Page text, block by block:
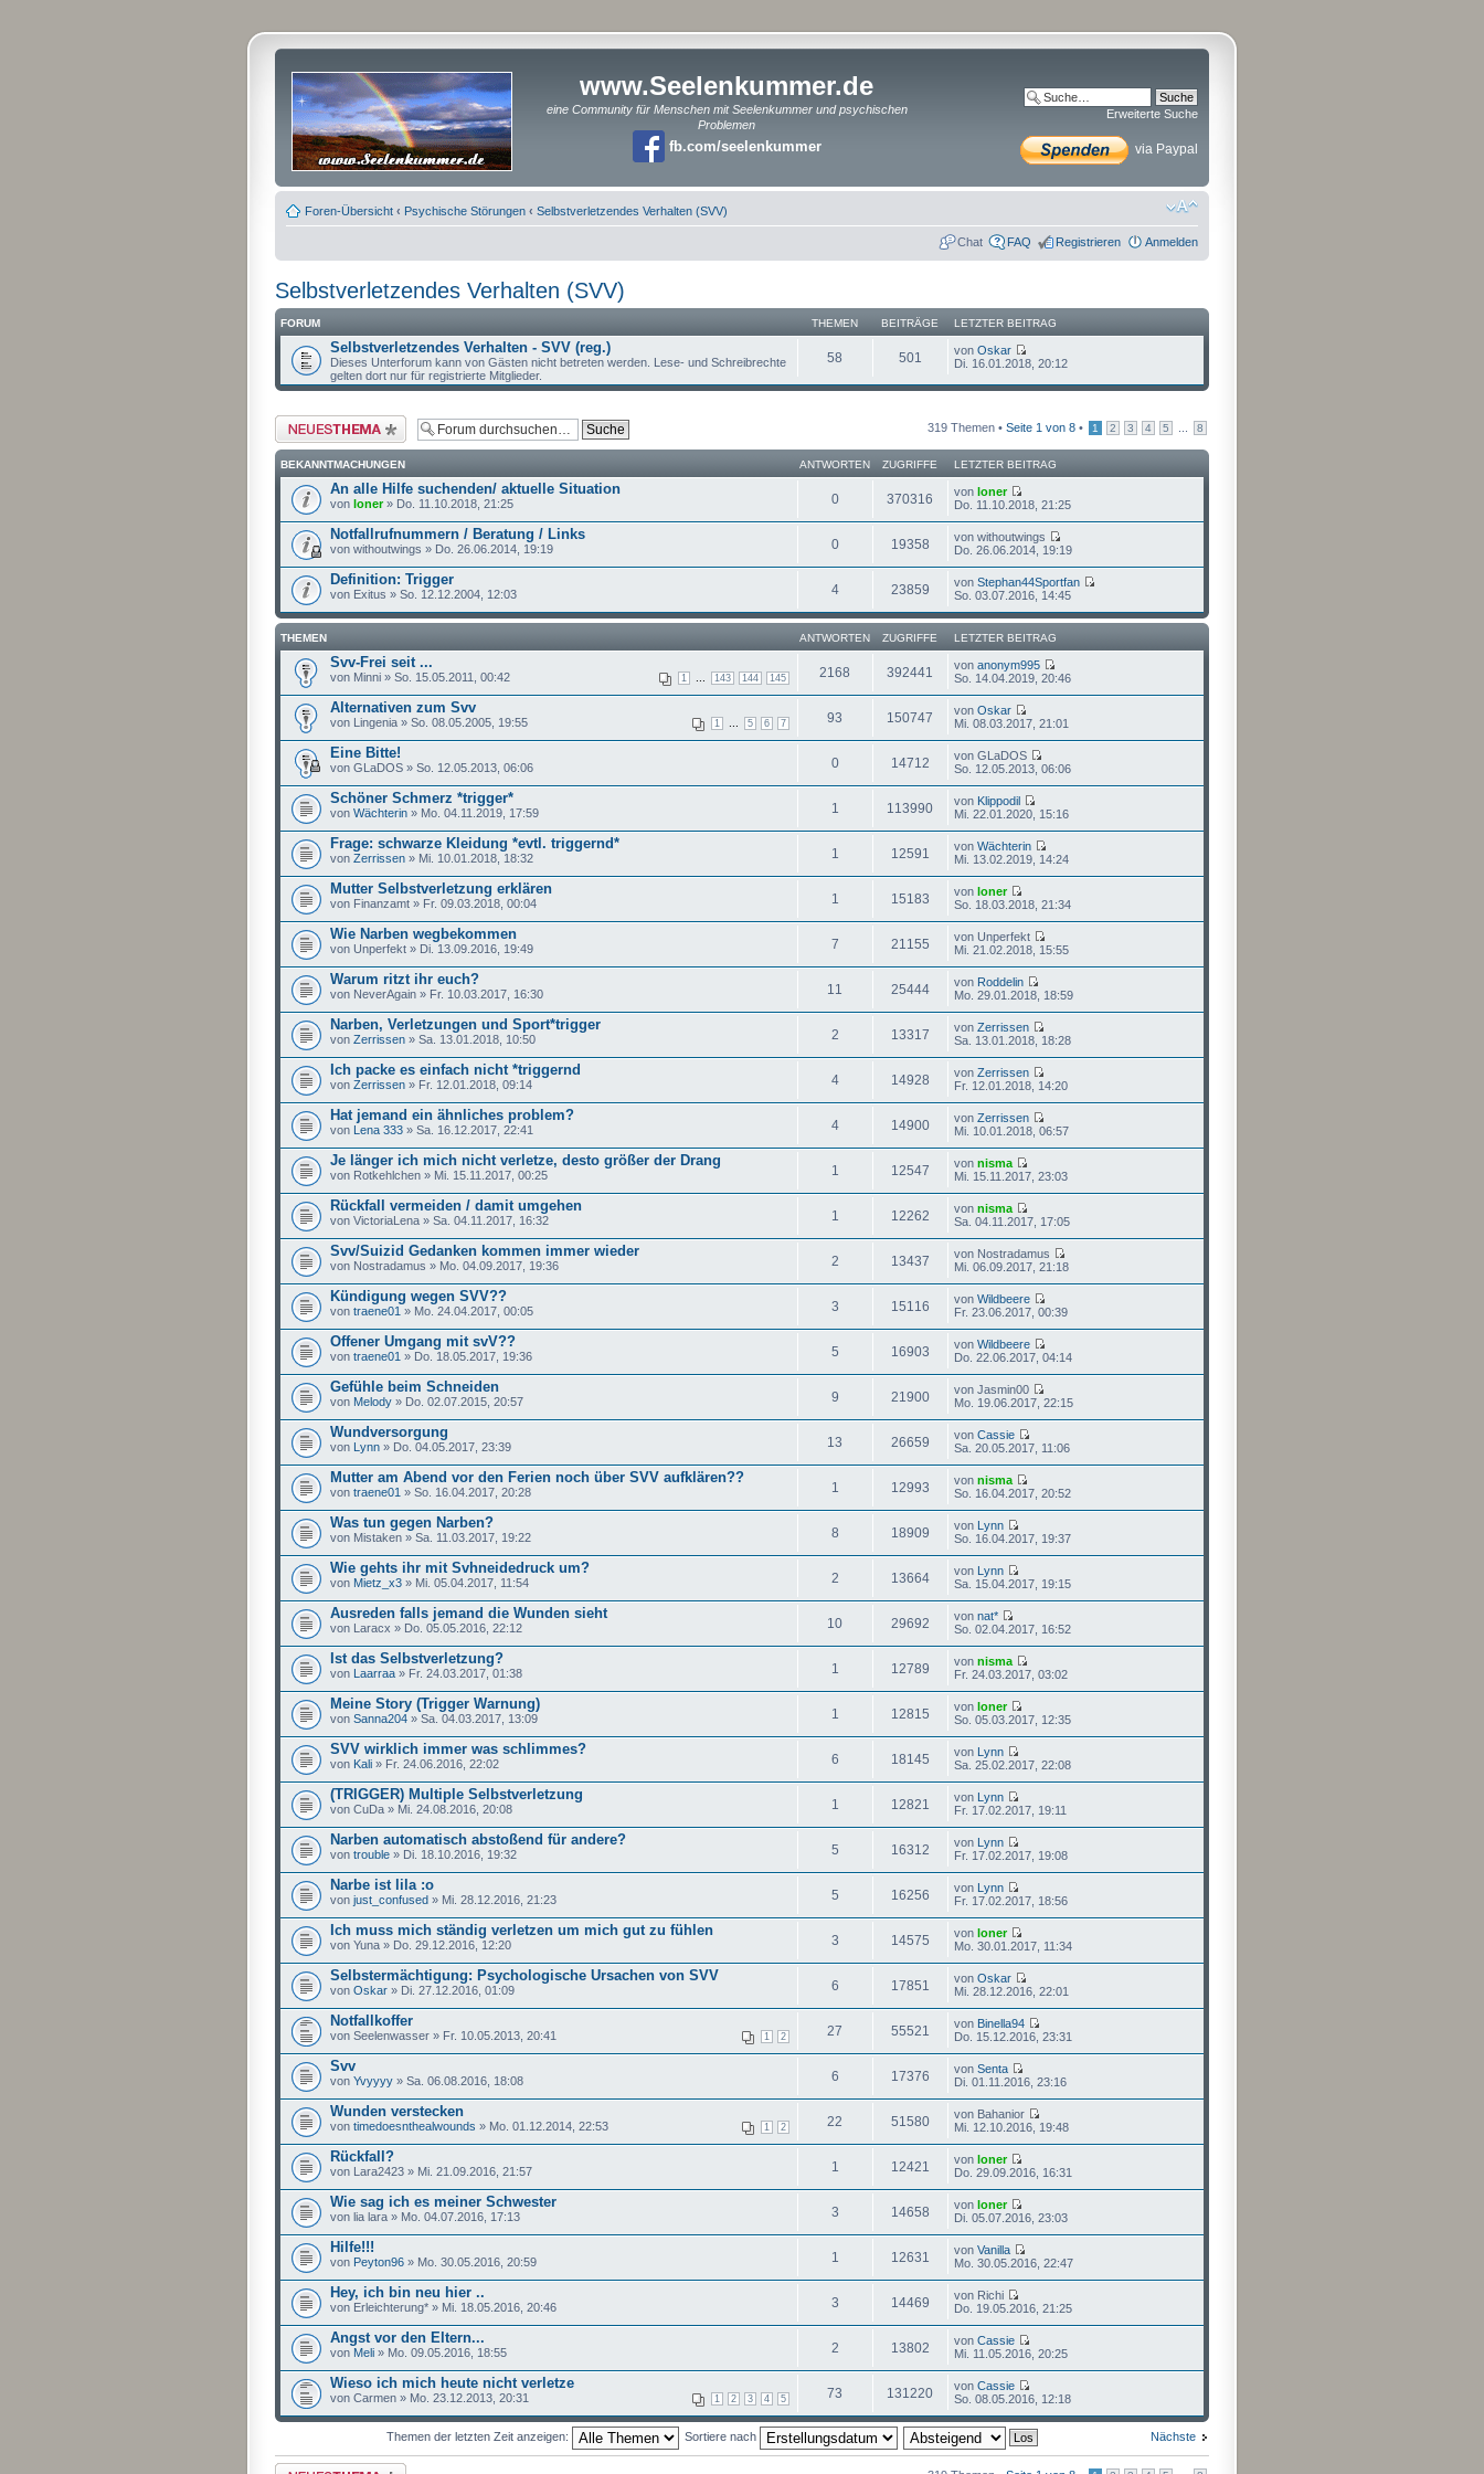
www.Seelenkummer.de
eine Community für Menschen mit Seelenkummer und psychischen
Problemen
fb.com/seelenkummer
Erweiterte Suche
via Paypal
Foren-Übersicht ‹ Psychische Störungen ‹ Selbstverletzendes Verhalten (SVV)
Chat FAQ Registrieren Anmelden
Selbstverletzendes Verhalten (SVV)
FORUM THEMEN BEITRÄGE LETZTER BEITRAG
Selbstverletzendes Verhalten - SVV (reg.)
Dieses Unterforum kann von Gästen nicht betreten werden. Lese- und Schreibrechte
gelten dort nur für registrierte Mitglieder.
58 501 von Oskar
Di. 16.01.2018, 20:12
Neues Thema erstellen 319 Themen • Seite 1 von 8 • 1 2 3 4 5 8
BEKANNTMACHUNGEN ANTWORTEN ZUGRIFFE LETZTER BEITRAG
An alle Hilfe suchenden/ aktuelle Situation
von loner» Do. 11.10.2018, 21:25 0 370316 von loner
Do. 11.10.2018, 21:25
Notfallrufnummern / Beratung / Links
von withoutwings » Do. 26.06.2014, 19:19 0 19358
von withoutwings
Do. 26.06.2014, 19:19
Definition: Trigger
von Exitus » So. 12.12.2004, 12:03 4 23859 von Stephan44Sportfan
So. 03.07.2016, 14:45
THEMEN ANTWORTEN ZUGRIFFE LETZTER BEITRAG
Svv-Frei seit ...
1 143 144 145
von Minni » So. 15.05.2011, 00:42 2168 392441 von anonym995
So. 14.04.2019, 20:46
Alternativen zum Svv
1 5 6 7
von Lingenia » So. 08.05.2005, 19:55 93 150747 von Oskar
Mi. 08.03.2017, 21:01
Eine Bitte!
von GLaDOS » So. 12.05.2013, 06:06 0 14712
von GLaDOS
So. 12.05.2013, 06:06
Schöner Schmerz *trigger*
von Wächterin » Mo. 04.11.2019, 17:59 1 113990 von Klippodil
Mi. 22.01.2020, 15:16
Frage: schwarze Kleidung *evtl. triggernd*
von Zerrissen » Mi. 10.01.2018, 18:32 1 12591 von Wächterin
Mi. 13.02.2019, 14:24
Mutter Selbstverletzung erklären
von Finanzamt » Fr. 09.03.2018, 00:04 1 15183 von loner
So. 18.03.2018, 21:34
Wie Narben wegbekommen
von Unperfekt » Di. 13.09.2016, 19:49 7 21155
von Unperfekt
Mi. 21.02.2018, 15:55
Warum ritzt ihr euch?
von NeverAgain » Fr. 10.03.2017, 16:30 11 25444 von Roddelin
Mo. 29.01.2018, 18:59
Narben, Verletzungen und Sport*trigger
von Zerrissen » Sa. 13.01.2018, 10:50 2 13317 von Zerrissen
Sa. 13.01.2018, 18:28
Ich packe es einfach nicht *triggernd
von Zerrissen » Fr. 12.01.2018, 09:14 4 14928 von Zerrissen
Fr. 12.01.2018, 14:20
Hat jemand ein ähnliches problem?
von Lena 333 » Sa. 16.12.2017, 22:41 4 14900 von Zerrissen
Mi. 10.01.2018, 06:57
Je länger ich mich nicht verletze, desto größer der Drang
von Rotkehlchen » Mi. 15.11.2017, 00:25 1 12547 von nisma
Mi. 15.11.2017, 23:03
Rückfall vermeiden / damit umgehen
von VictoriaLena » Sa. 04.11.2017, 16:32 1 12262 von nisma
Sa. 04.11.2017, 17:05
Svv/Suizid Gedanken kommen immer wieder
von Nostradamus » Mo. 04.09.2017, 19:36 2 13437
von Nostradamus
Mi. 06.09.2017, 21:18
Kündigung wegen SVV??
von traene01 » Mo. 24.04.2017, 00:05 3 15116 von Wildbeere
Fr. 23.06.2017, 00:39
Offener Umgang mit svV??
von traene01 » Do. 18.05.2017, 19:36 5 16903 von Wildbeere
Do. 22.06.2017, 04:14
Gefühle beim Schneiden
von Melody » Do. 02.07.2015, 20:57 9 21900
von Jasmin00
Mo. 19.06.2017, 22:15
Wundversorgung
von Lynn » Do. 04.05.2017, 23:39 13 26659 von Cassie
Sa. 20.05.2017, 11:06
Mutter am Abend vor den Ferien noch über SVV aufklären??
von traene01 » So. 16.04.2017, 20:28 1 12993 von nisma
So. 16.04.2017, 20:52
Was tun gegen Narben?
von Mistaken » Sa. 11.03.2017, 19:22 8 18909 von Lynn
So. 16.04.2017, 19:37
Wie gehts ihr mit Svhneidedruck um?
von Mietz_x3 » Mi. 05.04.2017, 11:54 2 13664 von Lynn
Sa. 15.04.2017, 19:15
Ausreden falls jemand die Wunden sieht
von Laracx » Do. 05.05.2016, 22:12 10 29692 von nat*
So. 02.04.2017, 16:52
Ist das Selbstverletzung?
von Laarraa » Fr. 24.03.2017, 01:38 1 12789 von nisma
Fr. 24.03.2017, 03:02
Meine Story (Trigger Warnung)
von Sanna204 » Sa. 04.03.2017, 13:09 1 12815 von loner
So. 05.03.2017, 12:35
SVV wirklich immer was schlimmes?
von Kali » Fr. 24.06.2016, 22:02 6 18145 von Lynn
Sa. 25.02.2017, 22:08
(TRIGGER) Multiple Selbstverletzung
von CuDa » Mi. 24.08.2016, 20:08 1 12821 von Lynn
Fr. 17.02.2017, 19:11
Narben automatisch abstoßend für andere?
von trouble » Di. 18.10.2016, 19:32 5 16312 von Lynn
Fr. 17.02.2017, 19:08
Narbe ist lila :o
von just_confused » Mi. 28.12.2016, 21:23 5 16256 von Lynn
Fr. 17.02.2017, 18:56
Ich muss mich ständig verletzen um mich gut zu fühlen
von Yuna » Do. 29.12.2016, 12:20 3 14575 von loner
Mo. 30.01.2017, 11:34
Selbstermächtigung: Psychologische Ursachen von SVV
von Oskar » Di. 27.12.2016, 01:09 6 17851 von Oskar
Mi. 28.12.2016, 22:01
Notfallkoffer
1 2
von Seelenwasser » Fr. 10.05.2013, 20:41 27 55521 von Binella94
Do. 15.12.2016, 23:31
Svv
von Yvyyyy » Sa. 06.08.2016, 18:08 6 17376 von Senta
Di. 01.11.2016, 23:16
Wunden verstecken
1 2
von timedoesnthealwounds » Mo. 01.12.2014, 22:53 22 51580
von Bahanior
Mi. 12.10.2016, 19:48
Rückfall?
von Lara2423 » Mi. 21.09.2016, 21:57 1 12421 von loner
Do. 29.09.2016, 16:31
Wie sag ich es meiner Schwester
von lia lara » Mo. 04.07.2016, 17:13 3 14658 von loner
Di. 05.07.2016, 23:03
Hilfe!!!
von Peyton96 » Mo. 30.05.2016, 20:59 1 12631 von Vanilla
Mo. 30.05.2016, 22:47
Hey, ich bin neu hier ..
von Erleichterung* » Mi. 18.05.2016, 20:46 3 14469
von Richi
Do. 19.05.2016, 21:25
Angst vor den Eltern...
von Meli » Mo. 09.05.2016, 18:55 2 13802 von Cassie
Mi. 11.05.2016, 20:25
Wieso ich mich heute nicht verletze
1 2 3 4 5
von Carmen » Mo. 23.12.2013, 20:31 73 131220 von Cassie
So. 08.05.2016, 12:18
Nächste
Themen der letzten Zeit anzeigen: Sortiere nach
Neues Thema erstellen